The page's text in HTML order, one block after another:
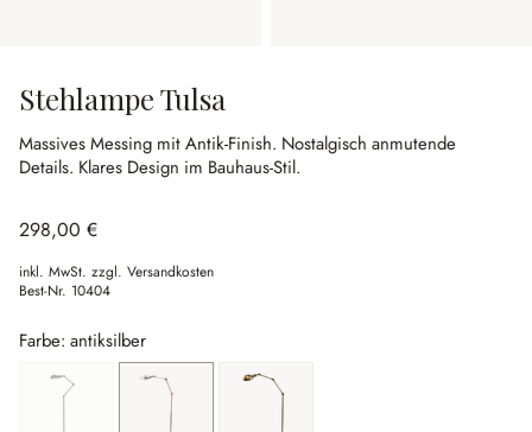
Stehlampe Tulsa
Massives Messing mit Antik-Finish. Nostalgisch anmutende
Details. Klares Design im Bauhaus-Stil.
298,00 €
inkl. MwSt. zzgl. Versandkosten
Best-Nr. 10404
Farbe: antiksilber
(Diese Option ist zurzeit nicht verfügbar.)
antiksilber messing